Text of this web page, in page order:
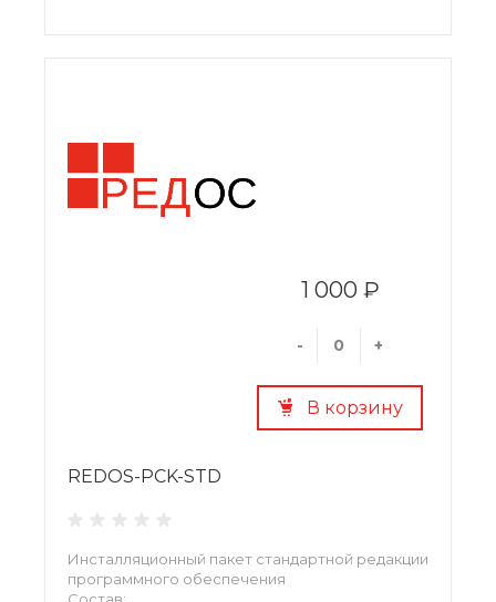
1 000 ₽
- +
В корзину
REDOS-PCK-STD
Инсталляционный пакет стандартной редакции
программного обеспечения
Состав: